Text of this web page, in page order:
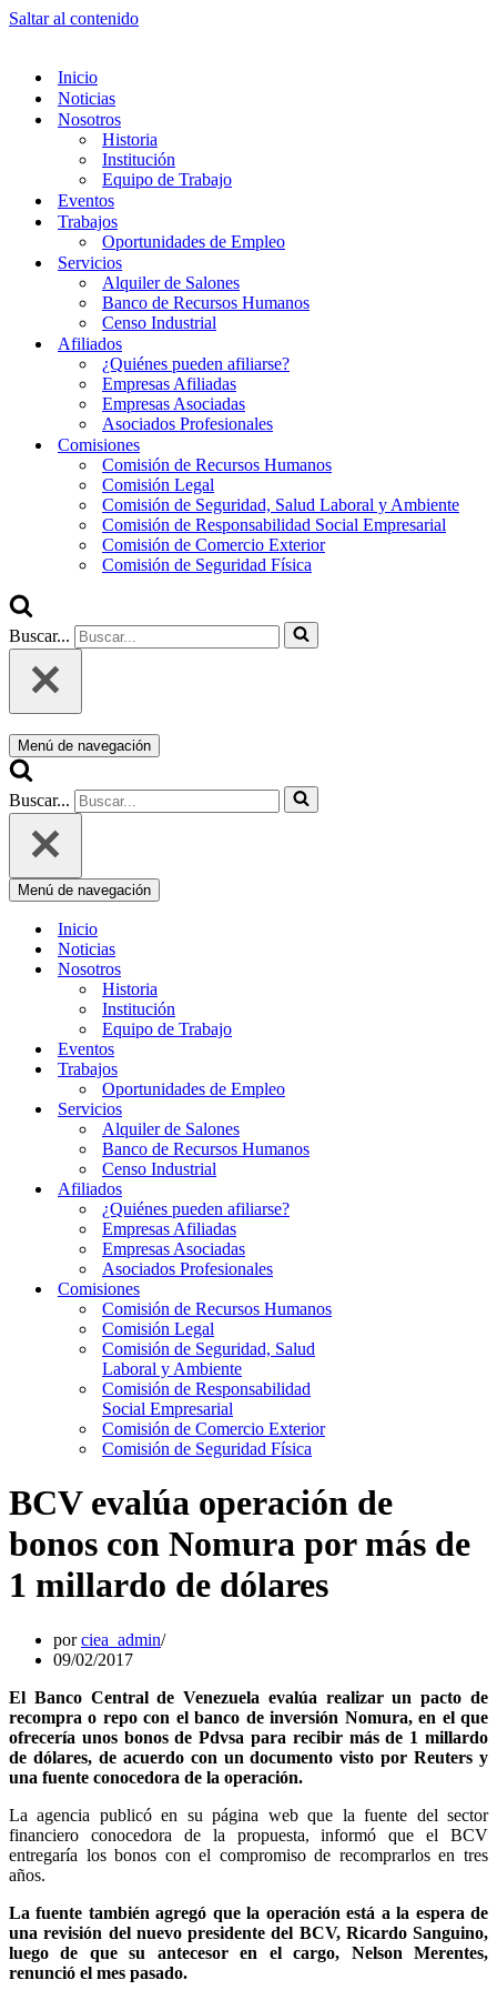
Saltar al contenido
Inicio
Noticias
Nosotros
Historia
Institución
Equipo de Trabajo
Eventos
Trabajos
Oportunidades de Empleo
Servicios
Alquiler de Salones
Banco de Recursos Humanos
Censo Industrial
Afiliados
¿Quiénes pueden afiliarse?
Empresas Afiliadas
Empresas Asociadas
Asociados Profesionales
Comisiones
Comisión de Recursos Humanos
Comisión Legal
Comisión de Seguridad, Salud Laboral y Ambiente
Comisión de Responsabilidad Social Empresarial
Comisión de Comercio Exterior
Comisión de Seguridad Física
Buscar...
Menú de navegación
Buscar...
Menú de navegación
Inicio
Noticias
Nosotros
Historia
Institución
Equipo de Trabajo
Eventos
Trabajos
Oportunidades de Empleo
Servicios
Alquiler de Salones
Banco de Recursos Humanos
Censo Industrial
Afiliados
¿Quiénes pueden afiliarse?
Empresas Afiliadas
Empresas Asociadas
Asociados Profesionales
Comisiones
Comisión de Recursos Humanos
Comisión Legal
Comisión de Seguridad, Salud
Laboral y Ambiente
Comisión de Responsabilidad
Social Empresarial
Comisión de Comercio Exterior
Comisión de Seguridad Física
BCV evalúa operación de
bonos con Nomura por más de
1 millardo de dólares
porciea_admin
09/02/2017
El Banco Central de Venezuela evalúa realizar un pacto de
recompra o repo con el banco de inversión Nomura, en el que
ofrecería unos bonos de Pdvsa para recibir más de 1 millardo
de dólares, de acuerdo con un documento visto por Reuters y
una fuente conocedora de la operación.
La agencia publicó en su página web que la fuente del sector
financiero conocedora de la propuesta, informó que el BCV
entregaría los bonos con el compromiso de recomprarlos en tres
años.
La fuente también agregó que la operación está a la espera de
una revisión del nuevo presidente del BCV, Ricardo Sanguino,
luego de que su antecesor en el cargo, Nelson Merentes,
renunció el mes pasado.